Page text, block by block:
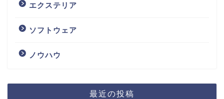
エクステリア
ソフトウェア
ノウハウ
最近の投稿